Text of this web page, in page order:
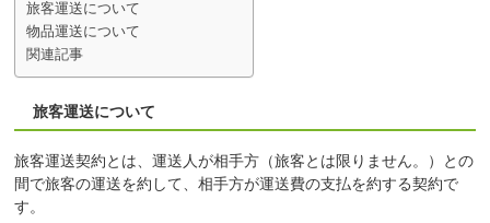
旅客運送について
物品運送について
関連記事
旅客運送について
旅客運送契約とは、運送人が相手方（旅客とは限りません。）との
間で旅客の運送を約して、相手方が運送費の支払を約する契約で
す。